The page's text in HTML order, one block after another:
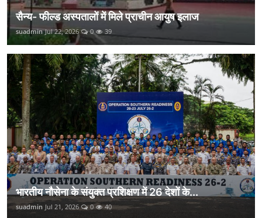
सैन्य- फील्ड अस्पतालों में मिले प्राचीन आयुष इलाज
suadmin Jul 22, 2026 0 39
भारतीय नौसेना के संयुक्त प्रशिक्षण में 26 देशों के...
suadmin Jul 21, 2026 0 40